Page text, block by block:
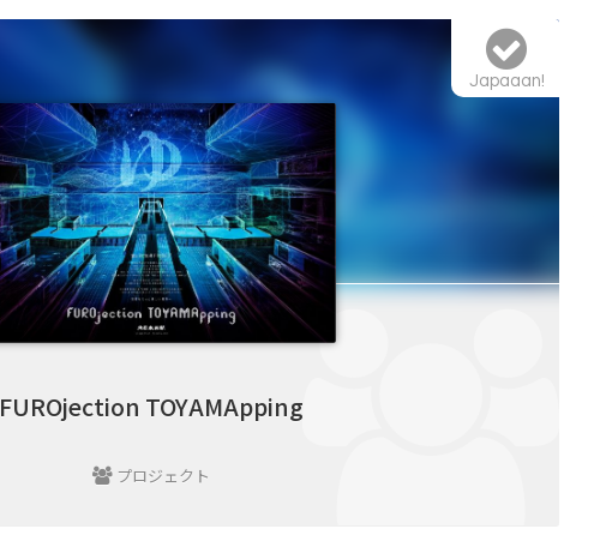
FUROjection TOYAMApping
プロジェクト
Japaaan!